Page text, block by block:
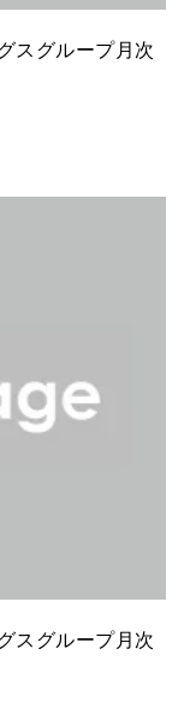
スグループ月次
スグループ月次